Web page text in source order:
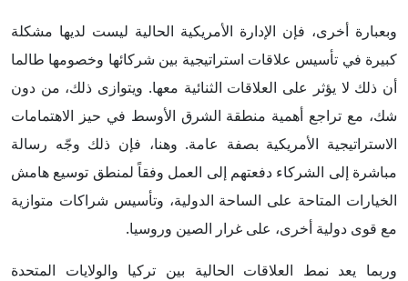
وبعبارة أخرى، فإن الإدارة الأمريكية الحالية ليست لديها مشكلة
كبيرة في تأسيس علاقات استراتيجية بين شركائها وخصومها طالما
أن ذلك لا يؤثر على العلاقات الثنائية معها. ويتوازى ذلك، من دون
شك، مع تراجع أهمية منطقة الشرق الأوسط في حيز الاهتمامات
الاستراتيجية الأمريكية بصفة عامة. وهنا، فإن ذلك وجّه رسالة
مباشرة إلى الشركاء دفعتهم إلى العمل وفقاً لمنطق توسيع هامش
الخيارات المتاحة على الساحة الدولية، وتأسيس شراكات متوازية
مع قوى دولية أخرى، على غرار الصين وروسيا.
وربما يعد نمط العلاقات الحالية بين تركيا والولايات المتحدة